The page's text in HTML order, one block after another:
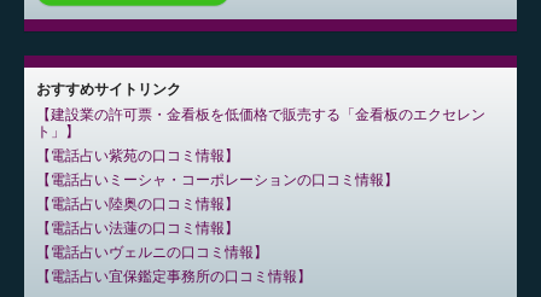
おすすめサイトリンク
建設業の許可票・金看板を低価格で販売する「金看板のエクセレン
ト」
電話占い紫苑の口コミ情報
電話占いミーシャ・コーポレーションの口コミ情報
電話占い陸奥の口コミ情報
電話占い法蓮の口コミ情報
電話占いヴェルニの口コミ情報
電話占い宜保鑑定事務所の口コミ情報